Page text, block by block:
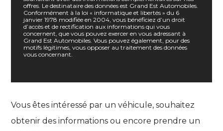
Vous êtes intéressé par un véhicule, souhaitez
obtenir des informations ou encore prendre un
offres. Le destinataire des données est Grand Est Automobiles.
Conformément à la loi « informatique et libertés » du 6
janvier 1978 modifiée en 2004, vous bénéficiez d’un droit
d’accès et de rectification aux informations qui vous
concernent, que vous pouvez exercer en vous adressant à
Grand Est Automobiles. Vous pouvez également, pour des
motifs légitimes, vous opposer au traitement des données
vous concernant.